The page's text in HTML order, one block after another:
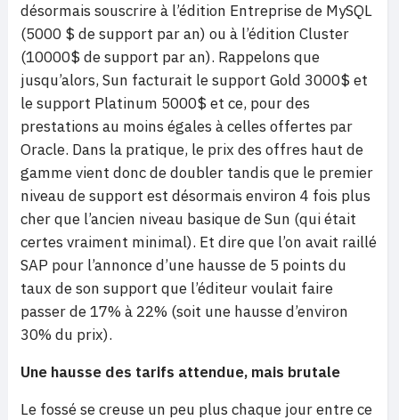
désormais souscrire à l’édition Entreprise de MySQL
(5000 $ de support par an) ou à l’édition Cluster
(10000$ de support par an). Rappelons que
jusqu’alors, Sun facturait le support Gold 3000$ et
le support Platinum 5000$ et ce, pour des
prestations au moins égales à celles offertes par
Oracle. Dans la pratique, le prix des offres haut de
gamme vient donc de doubler tandis que le premier
niveau de support est désormais environ 4 fois plus
cher que l’ancien niveau basique de Sun (qui était
certes vraiment minimal). Et dire que l’on avait raillé
SAP pour l’annonce d’une hausse de 5 points du
taux de son support que l’éditeur voulait faire
passer de 17% à 22% (soit une hausse d’environ
30% du prix).
Une hausse des tarifs attendue, mais brutale
Le fossé se creuse un peu plus chaque jour entre ce